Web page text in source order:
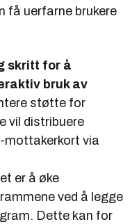
få uerfarne brukere
skritt for å
bruk av
støtte for
vil distribuere
mottakerkort via
er å øke
ved å legge
Dette kan for